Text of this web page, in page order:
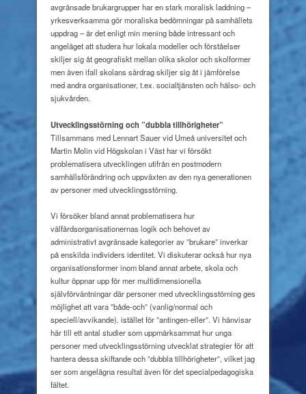
avgränsade brukargrupper har en stark moralisk laddning –
yrkesverksamma gör moraliska bedömningar på samhällets
uppdrag – är det enligt min mening både intressant och
angeläget att studera hur lokala modeller och förståelser
skiljer sig åt geografiskt mellan olika skolor och skolformer
men även ifall skolans särdrag skiljer sig åt i jämförelse
med andra organisationer, t.ex. socialtjänsten och hälso- och
sjukvården.
Utvecklingsstörning och ”dubbla tillhörigheter”
Tillsammans med Lennart Sauer vid Umeå universitet och
Martin Molin vid Högskolan i Väst har vi försökt
problematisera utvecklingen utifrån en postmodern
samhällsförändring och uppväxten av den nya generationen
av personer med utvecklingsstörning.
Vi försöker bland annat problematisera hur
välfärdsorganisationernas logik och behovet av
administrativt avgränsade kategorier av ”brukare” inverkar
på enskilda individers identitet. Vi diskuterar också hur nya
organisationsformer inom bland annat arbete, skola och
kultur öppnar upp för mer multidimensionella
självförväntningar där personer med utvecklingsstörning ges
möjlighet att vara ”både-och” (vanlig/normal och
speciell/avvikande), istället för ”antingen-eller”. Vi hänvisar
här till ett antal studier som uppmärksammat hur unga
personer med utvecklingsstörning utvecklat strategier för att
hantera dessa skiftande och ”dubbla tillhörigheter”, vilket jag
ser som angelägna resultat även för det specialpedagogiska
fältet.